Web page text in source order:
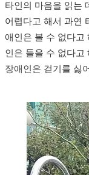
타인의 마음을 읽는
어렵다고 해서 과연
애인은 볼 수 없다고
인은 들을 수 없다고
장애인은 걷기를 싫